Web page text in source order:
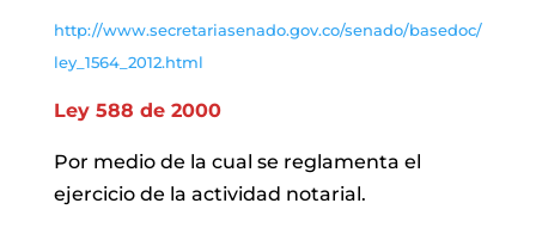
http://www.secretariasenado.gov.co/senado/basedoc/
ley_1564_2012.html
Ley 588 de 2000
Por medio de la cual se reglamenta el
ejercicio de la actividad notarial.